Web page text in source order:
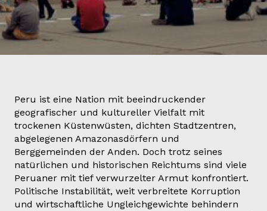
Peru ist eine Nation mit beeindruckender
geografischer und kultureller Vielfalt mit
trockenen Küstenwüsten, dichten Stadtzentren,
abgelegenen Amazonasdörfern und
Berggemeinden der Anden. Doch trotz seines
natürlichen und historischen Reichtums sind viele
Peruaner mit tief verwurzelter Armut konfrontiert.
Politische Instabilität, weit verbreitete Korruption
und wirtschaftliche Ungleichgewichte behindern